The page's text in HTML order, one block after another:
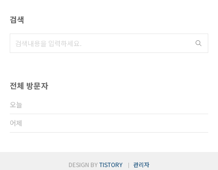
검색
전체 방문자
오늘
어제
DESIGN BYTISTORY 관리자